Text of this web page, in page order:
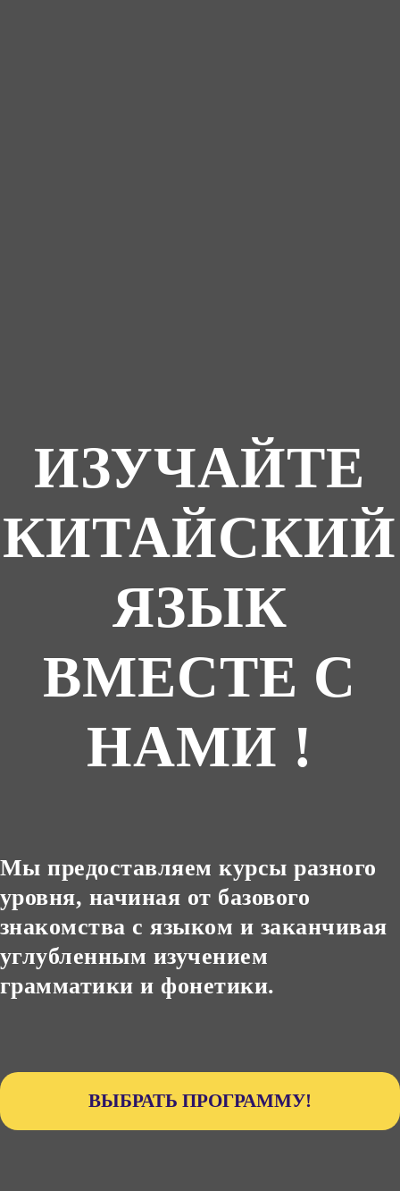
ИЗУЧАЙТЕ
КИТАЙСКИЙ
ЯЗЫК
ВМЕСТЕ С
НАМИ !
Мы предоставляем курсы разного
уровня, начиная от базового
знакомства с языком и заканчивая
углубленным изучением
грамматики и фонетики.
ВЫБРАТЬ ПРОГРАММУ!